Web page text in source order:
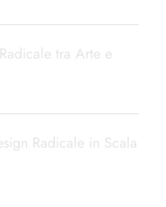
tra Arte e
Radicale in Scala